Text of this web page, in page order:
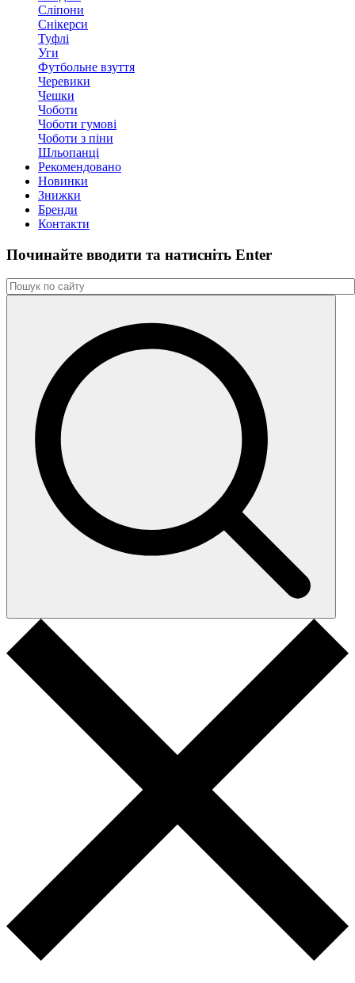
Сліпони
Снікерси
Туфлі
Уги
Футбольне взуття
Черевики
Чешки
Чоботи
Чоботи гумові
Чоботи з піни
Шльопанці
Рекомендовано
Новинки
Знижки
Бренди
Контакти
Починайте вводити та натиснiть Enter